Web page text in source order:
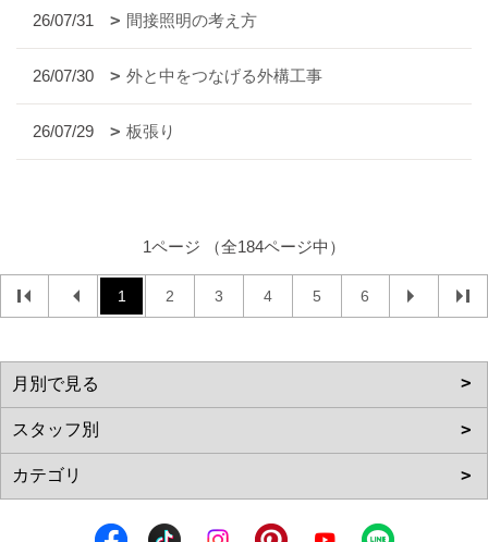
26/07/31 間接照明の考え方
26/07/30 外と中をつなげる外構工事
26/07/29 板張り
1ページ （全184ページ中）
1 2 3 4 5 6